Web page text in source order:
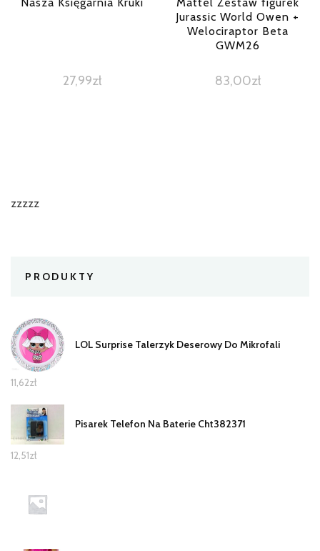
27,99zł
Jurassic World Owen +
Welociraptor Beta
GWM26
83,00zł
zzzzz
PRODUKTY
LOL Surprise Talerzyk Deserowy Do Mikrofali
11,62zł
Pisarek Telefon Na Baterie Cht382371
12,51zł